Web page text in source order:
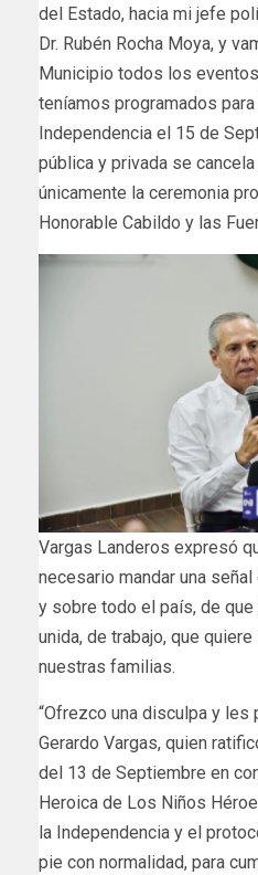
del Estado, hacia mi jefe
Dr. Rubén Rocha Moya, y
Municipio todos los
teníamos programados
Independencia el 15 de
pública y privada se
únicamente la ceremonia
Honorable Cabildo y las
Vargas Landeros expresó
necesario mandar una
y sobre todo el país, de
unida, de trabajo, que
nuestras familias.
“Ofrezco una disculpa y les
Gerardo Vargas, quien
del 13 de Septiembre en
Heroica de Los Niños
la Independencia y el
pie con normalidad, para